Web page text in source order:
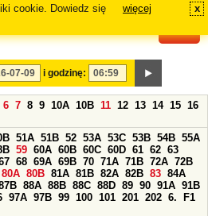
cookie. Dowiedz się
więcej x
i godzinę:
6 7 8 9 10A 10B 11 12 13 14 15 16
51A 51B 52 53A 53C 53B 54B 55A
59 60A 60B 60C 60D 61 62 63
68 69A 69B 70 71A 71B 72A 72B
80A 80B 81A 81B 82A 82B 83 84A
88A 88B 88C 88D 89 90 91A 91B
97A 97B 99 100 101 201 202 6.
F1